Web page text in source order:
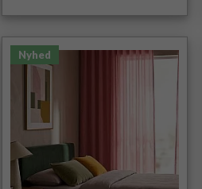
Nyhed